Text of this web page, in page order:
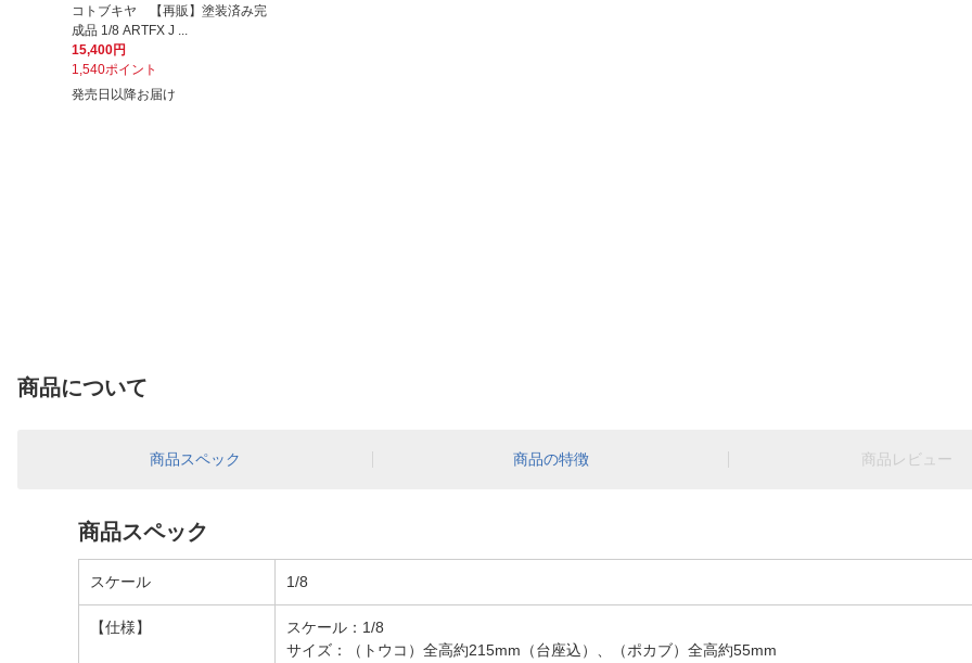
コトブキヤ 【再販】塗装済み完
成品 1/8 ARTFX J ...
15,400円
1,540ポイント
発売日以降お届け
商品について
商品スペック 商品の特徴 商品レビュー
商品スペック
スケール 1/8
【仕様】
スケール：1/8
サイズ：（トウコ）全高約215mm（台座込）、（ポカブ）全高約55mm